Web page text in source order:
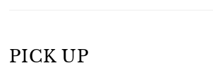
PICK UP